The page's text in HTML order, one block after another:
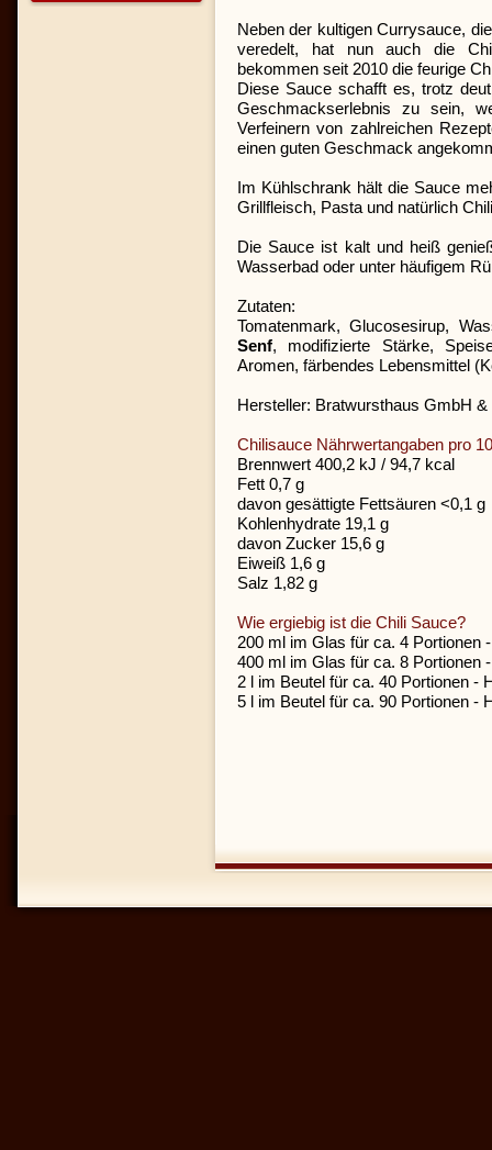
Neben der kultigen Currysauce,
veredelt, hat nun auch die
bekommen seit 2010 die feurige
Diese Sauce schafft es, trotz
Geschmackserlebnis zu sein,
Verfeinern von zahlreichen
einen guten Geschmack
Im Kühlschrank hält die Sauce
Grillfleisch, Pasta und natürlich
Die Sauce ist kalt und heiß
Wasserbad oder unter häufigem
Zutaten:
Tomatenmark, Glucosesirup,
Senf, modifizierte Stärke,
Aromen, färbendes Lebensmittel
Hersteller: Bratwursthaus GmbH
Chilisauce Nährwertangaben pro
Brennwert 400,2 kJ / 94,7 kcal
Fett 0,7 g
davon gesättigte Fettsäuren <0,1 g
Kohlenhydrate 19,1 g
davon Zucker 15,6 g
Eiweiß 1,6 g
Salz 1,82 g
Wie ergiebig ist die Chili Sauce?
200 ml im Glas für ca. 4 Portionen
400 ml im Glas für ca. 8 Portionen
2 l im Beutel für ca. 40 Portionen -
5 l im Beutel für ca. 90 Portionen -